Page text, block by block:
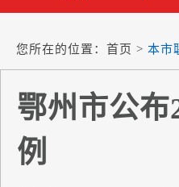
您所在的位置： 首页 > 本市
鄂州市公
例